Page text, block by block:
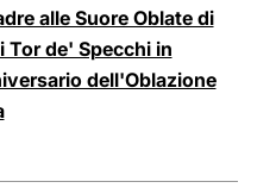
alle Suore Oblate di
Tor de' Specchi in
dell'Oblazione